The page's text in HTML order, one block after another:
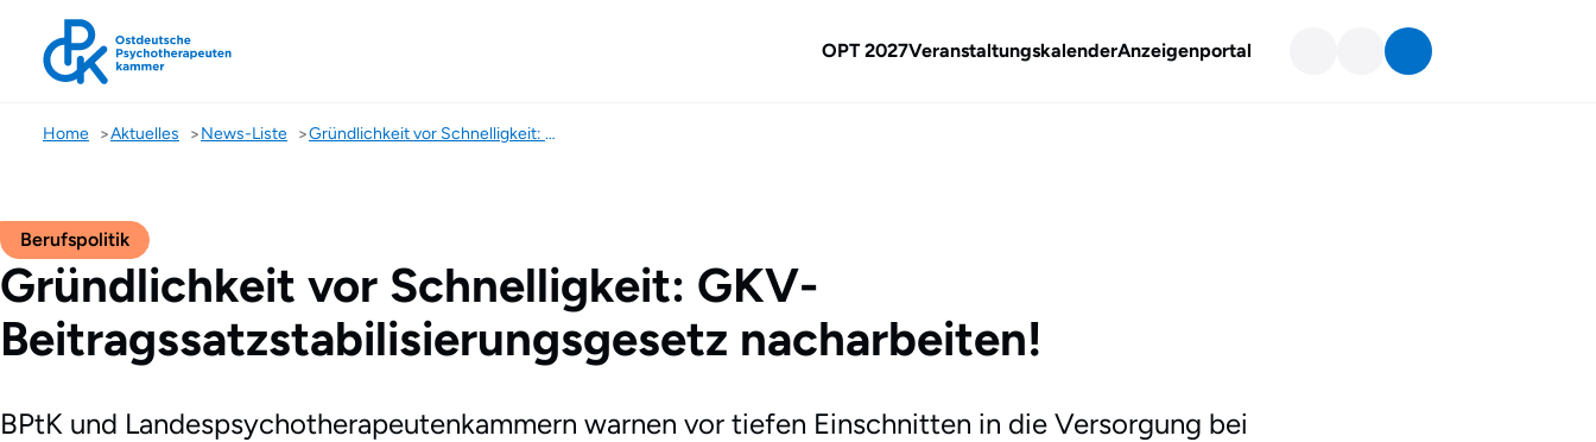
OPT 2027VeranstaltungskalenderAnzeigenportal
Home Aktuelles News-Liste Gründlichkeit vor Schnelligkeit: GKV-Beitragssatzstabilisierungsgesetz nacharbeiten!
Gründlichkeit vor Schnelligkeit: GKV-
Beitragssatzstabilisierungsgesetz nacharbeiten!
BPtK und Landespsychotherapeutenkammern warnen vor tiefen Einschnitten in die Versorgung bei
Berufspolitik